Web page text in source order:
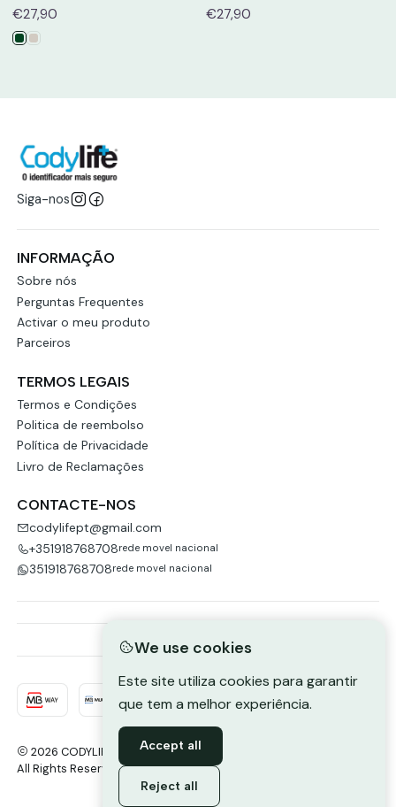
€27,90
€27,90
Siga-nos
INFORMAÇÃO
Sobre nós
Perguntas Frequentes
Activar o meu produto
Parceiros
TERMOS LEGAIS
Termos e Condições
Politica de reembolso
Política de Privacidade
Livro de Reclamações
CONTACTE-NOS
codylifept@gmail.com
+351918768708rede movel nacional
351918768708rede movel nacional
2026 CODYLIFE-PORTUGAL.
All Rights Reserved.Powered by Jumpseller
We use cookies
Este site utiliza cookies para garantir
que tem a melhor experiência.
Accept all
Reject all